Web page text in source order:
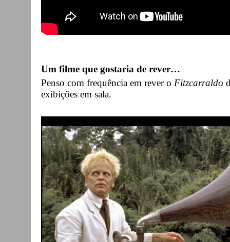
Um filme que gostaria de rever…
Penso com frequência em rever o Fitzcarraldo
exibições em sala.